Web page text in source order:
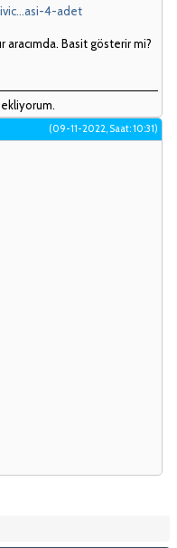
4-adet
aracımda. Basit gösterir mi?
(09-11-2022, Saat: 10:31)